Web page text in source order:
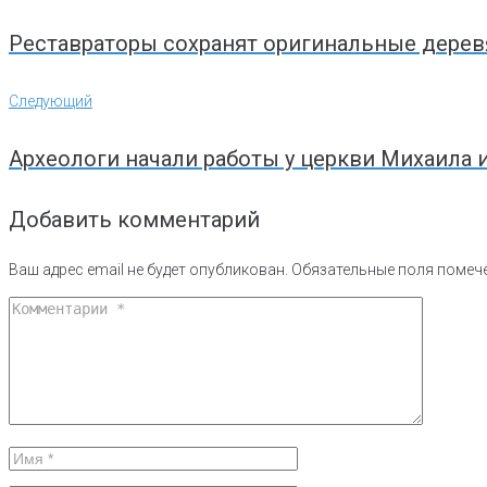
записям
Реставраторы сохранят оригинальные
Следующий
Следующий
Археологи начали работы у церкви
Добавить комментарий
Ваш адрес email не будет опубликован. Обязательные поля